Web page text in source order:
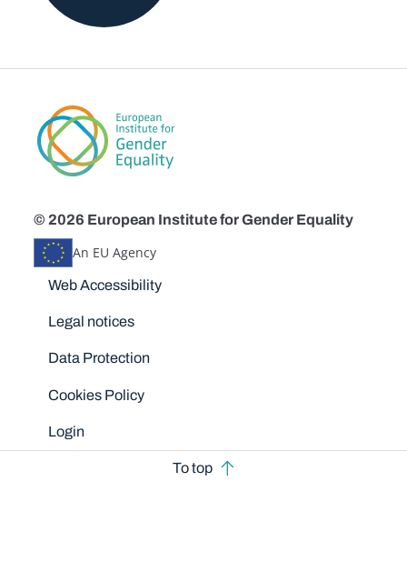
© 2026 European Institute for Gender Equality
An EU Agency
Disclaimers
Web Accessibility
Legal notices
Data Protection
Cookies Policy
Login
To top